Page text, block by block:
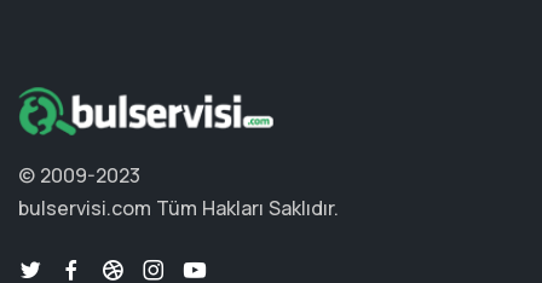
© 2009-2023
bulservisi.com Tüm Hakları Saklıdır.